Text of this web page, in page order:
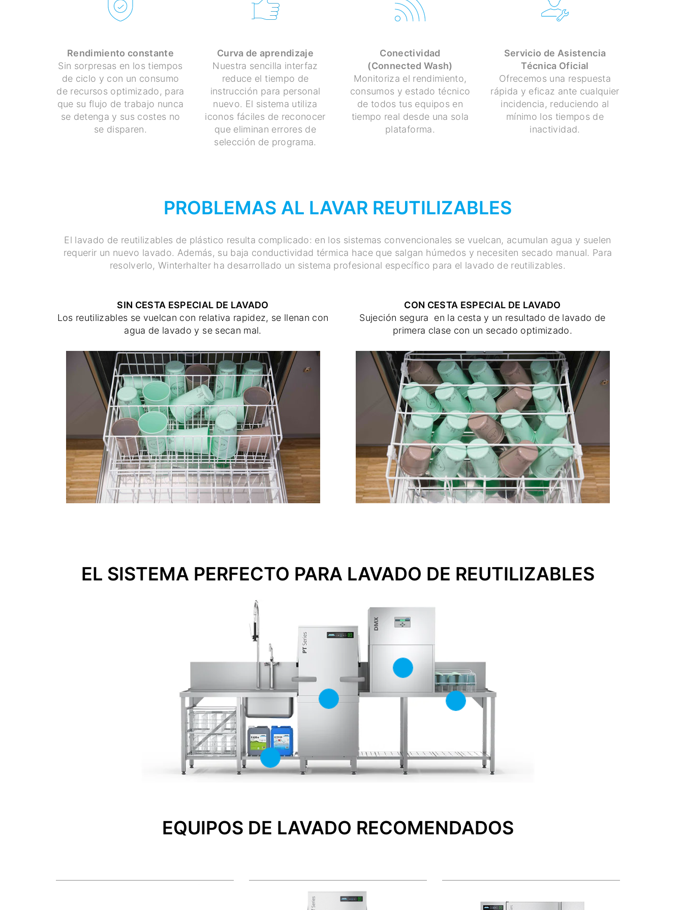
Rendimiento constante
Sin sorpresas en los tiempos
de ciclo y con un consumo
de recursos optimizado, para
que su flujo de trabajo nunca
se detenga y sus costes no
se disparen.
Curva de aprendizaje
Nuestra sencilla interfaz
reduce el tiempo de
instrucción para personal
nuevo. El sistema utiliza
iconos fáciles de reconocer
que eliminan errores de
selección de programa.
Conectividad
(Connected Wash)
Monitoriza el rendimiento,
consumos y estado técnico
de todos tus equipos en
tiempo real desde una sola
plataforma.
Servicio de Asistencia
Técnica Oficial
Ofrecemos una respuesta
rápida y eficaz ante cualquier
incidencia, reduciendo al
mínimo los tiempos de
inactividad.
PROBLEMAS AL LAVAR REUTILIZABLES
El lavado de reutilizables de plástico resulta complicado: en los sistemas convencionales se vuelcan, acumulan agua y suelen
requerir un nuevo lavado. Además, su baja conductividad térmica hace que salgan húmedos y necesiten secado manual. Para
resolverlo, Winterhalter ha desarrollado un sistema profesional específico para el lavado de reutilizables.
SIN CESTA ESPECIAL DE LAVADO
Los reutilizables se vuelcan con relativa rapidez, se llenan con
agua de lavado y se secan mal.
CON CESTA ESPECIAL DE LAVADO
Sujeción segura en la cesta y un resultado de lavado de
primera clase con un secado optimizado.
EL SISTEMA PERFECTO PARA LAVADO DE REUTILIZABLES
EQUIPOS DE LAVADO RECOMENDADOS